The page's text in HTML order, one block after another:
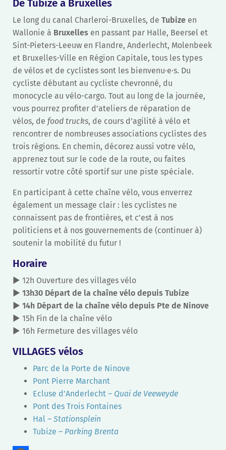
De Tubize à Bruxelles
Le long du canal Charleroi-Bruxelles, de Tubize en
Wallonie à Bruxelles en passant par Halle, Beersel et
Sint-Pieters-Leeuw en Flandre, Anderlecht, Molenbeek
et Bruxelles-Ville en Région Capitale, tous les types
de vélos et de cyclistes sont les bienvenu·e·s. Du
cycliste débutant au cycliste chevronné, du
monocycle au vélo-cargo. Tout au long de la journée,
vous pourrez profiter d’ateliers de réparation de
vélos, de food trucks, de cours d’agilité à vélo et
rencontrer de nombreuses associations cyclistes des
trois régions. En chemin, décorez aussi votre vélo,
apprenez tout sur le code de la route, ou faites
ressortir votre côté sportif sur une piste spéciale.
En participant à cette chaîne vélo, vous enverrez
également un message clair : les cyclistes ne
connaissent pas de frontières, et c’est à nos
politiciens et à nos gouvernements de (continuer à)
soutenir la mobilité du futur !
Horaire
► 12h Ouverture des villages vélo
► 13h30 Départ de la chaîne vélo depuis Tubize
► 14h Départ de la chaîne vélo depuis Pte de Ninove
► 15h Fin de la chaîne vélo
► 16h Fermeture des villages vélo
VILLAGES vélos
Parc de la Porte de Ninove
Pont Pierre Marchant
Ecluse d’Anderlecht – Quai de Veeweyde
Pont des Trois Fontaines
Hal – Stationsplein
Tubize – Parking Brenta